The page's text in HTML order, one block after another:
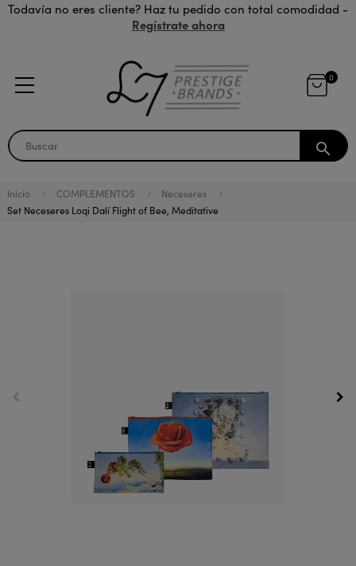
Todavía no eres cliente? Haz tu pedido con total comodidad -
Regístrate ahora
0
search
Inicio COMPLEMENTOS
Neceseres
Set Neceseres Loqi Dalí Flight of Bee, Meditative